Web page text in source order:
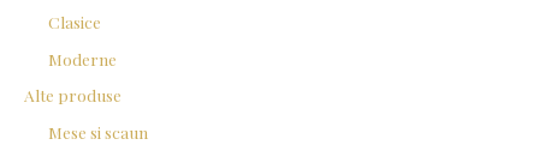
Clasice
Moderne
Alte produse
Mese si scaun